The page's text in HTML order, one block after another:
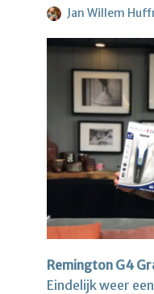
Jan Willem
Remington G4
Eindelijk weer